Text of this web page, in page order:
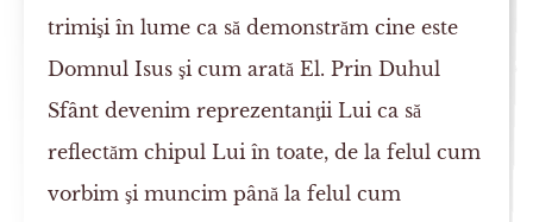
trimişi în lume ca să demonstrăm cine este
Domnul Isus şi cum arată El. Prin Duhul
Sfânt devenim reprezentanţii Lui ca să
reflectăm chipul Lui în toate, de la felul cum
vorbim şi muncim până la felul cum